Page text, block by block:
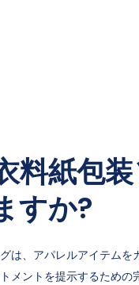
料紙包
すか?
は​​、アパレルアイテム
メントを提示するため